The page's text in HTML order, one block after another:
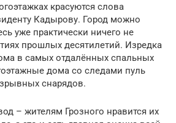
красуются слова
Кадырову. Город можно
уже практически ничего не
прошлых десятилетий. Изредка
в самых отдалённых спальных
дома со следами пуль
снарядов.
– жителям Грозного нравится их